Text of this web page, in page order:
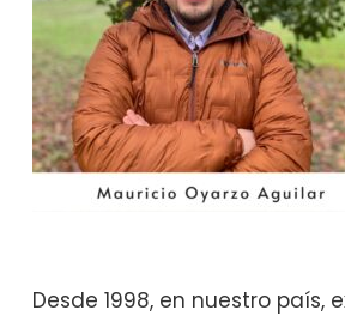
Desde 1998, en nuestro país,